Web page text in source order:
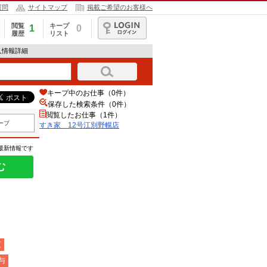
問 サイトマップ 掲載ご希望のお客様へ
閲覧
履歴
1
キープ
リスト
0
ログイン
報詳細
プ
新情報です
キープ中のお仕事（0件）
保存した検索条件（0件）
閲覧したお仕事（1件）
すき家 12号江別野幌店